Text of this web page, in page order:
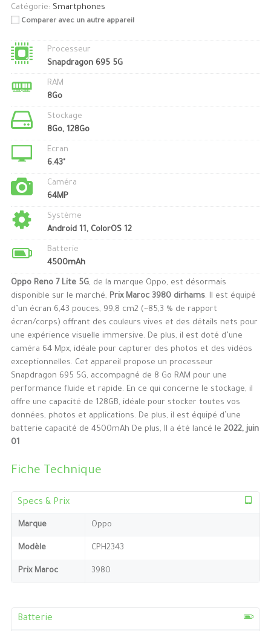
Catégorie: Smartphones
Comparer avec un autre appareil
Processeur
Snapdragon 695 5G
RAM
8Go
Stockage
8Go, 128Go
Ecran
6.43"
Caméra
64MP
Système
Android 11, ColorOS 12
Batterie
4500mAh
Oppo Reno 7 Lite 5G, de la marque Oppo, est désormais
disponible sur le marché, Prix Maroc 3980 dirhams. Il est équipé
d’un écran 6,43 pouces, 99,8 cm2 (~85,3 % de rapport
écran/corps) offrant des couleurs vives et des détails nets pour
une expérience visuelle immersive. De plus, il est doté d’une
caméra 64 Mpx, idéale pour capturer des photos et des vidéos
exceptionnelles. Cet appareil propose un processeur
Snapdragon 695 5G, accompagné de 8 Go RAM pour une
performance fluide et rapide. En ce qui concerne le stockage, il
offre une capacité de 128GB, idéale pour stocker toutes vos
données, photos et applications. De plus, il est équipé d’une
batterie capacité de 4500mAh De plus, Il a été lancé le 2022, juin
01
Fiche Technique
Specs & Prix
Marque Oppo
Modèle CPH2343
Prix Maroc 3980
Batterie